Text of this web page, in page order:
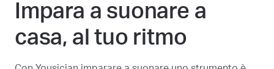
Impara a suonare a
casa, al tuo ritmo